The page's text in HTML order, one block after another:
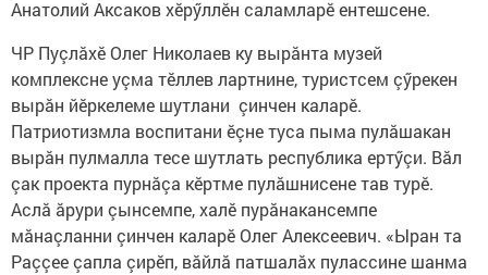
Анатолий Аксаков хӗрӳллӗн саламларӗ ентешсене.
ЧР Пуçлăхӗ Олег Николаев ку вырăнта музей
комплексне уçма тӗллев лартнине, туристсем çӳрекен
вырăн йӗркелеме шутлани çинчен каларӗ.
Патриотизмла воспитани ӗçне туса пыма пулăшакан
вырăн пулмалла тесе шутлать республика ертӳçи. Вăл
çак проекта пурнăçа кӗртме пулăшнисене тав турӗ.
Аслă ăрури çынсемпе, халӗ пурăнакансемпе
мăнаçланни çинчен каларӗ Олег Алексеевич. «Ыран та
Раççее çапла çирӗп, вăйлă патшалăх пулассине шанма